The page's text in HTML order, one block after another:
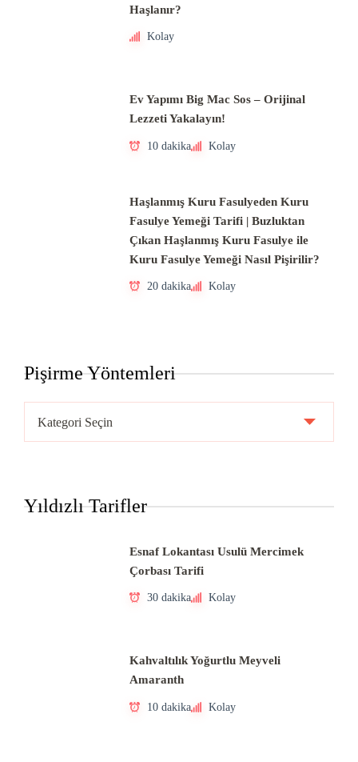
Haşlanır?
Kolay
Ev Yapımı Big Mac Sos – Orijinal
Lezzeti Yakalayın!
10 dakika Kolay
Haşlanmış Kuru Fasulyeden Kuru
Fasulye Yemeği Tarifi | Buzluktan
Çıkan Haşlanmış Kuru Fasulye ile
Kuru Fasulye Yemeği Nasıl Pişirilir?
20 dakika Kolay
Pişirme Yöntemleri
Yöntemleri
Yıldızlı Tarifler
Esnaf Lokantası Usulü Mercimek
Çorbası Tarifi
30 dakika Kolay
Kahvaltılık Yoğurtlu Meyveli
Amaranth
10 dakika Kolay